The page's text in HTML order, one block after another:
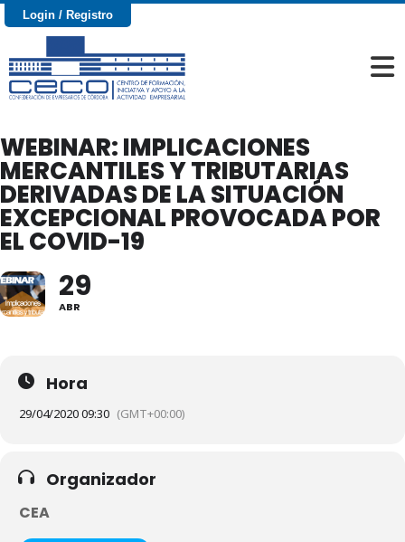
Login / Registro
WEBINAR: IMPLICACIONES
MERCANTILES Y TRIBUTARIAS
DERIVADAS DE LA SITUACIÓN
EXCEPCIONAL PROVOCADA POR
EL COVID-19
29
ABR
Hora
29/04/2020 09:30 (GMT+00:00)
Organizador
CEA